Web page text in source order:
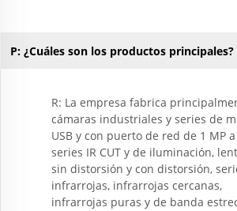
P: ¿Cuáles son los productos principales?
R: La empresa fabrica
cámaras industriales y series de
USB y con puerto de red de 1 MP a
series IR CUT y de iluminación,
sin distorsión y con distorsión,
infrarrojas, infrarrojas cercanas,
infrarrojas puras y de banda